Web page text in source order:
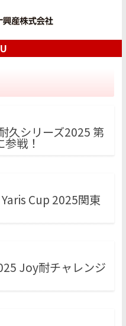
久シリーズ2025 第
戦！
Cup 2025関東
Joy耐チャレンジ